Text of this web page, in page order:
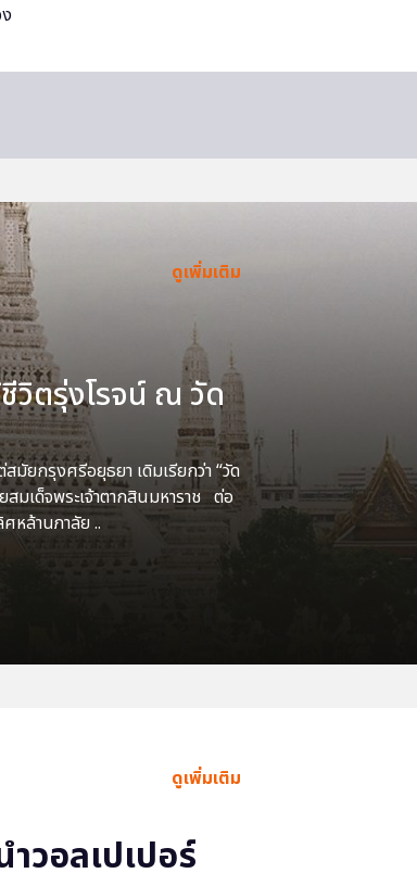
ดูเพิ่มเติม
ชีวิตรุ่งโรจน์ ณ วัด
มัยกรุงศรีอยุธยา เดิมเรียกว่า “วัด
มเด็จพระเจ้าตากสินมหาราช ต่อ
หล้านภาลัย ..
ดูเพิ่มเติม
ำวอลเปเปอร์